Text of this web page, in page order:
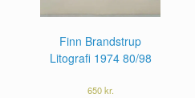
Finn Brandstrup
Litografi 1974 80/98
650kr.